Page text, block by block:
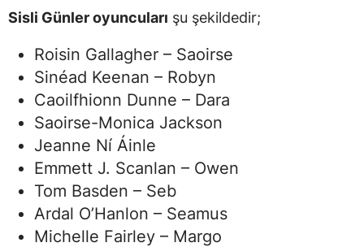
Sisli Günler oyuncuları şu şekildedir;
Roisin Gallagher – Saoirse
Sinéad Keenan – Robyn
Caoilfhionn Dunne – Dara
Saoirse-Monica Jackson
Jeanne Ní Áinle
Emmett J. Scanlan – Owen
Tom Basden – Seb
Ardal O’Hanlon – Seamus
Michelle Fairley – Margo